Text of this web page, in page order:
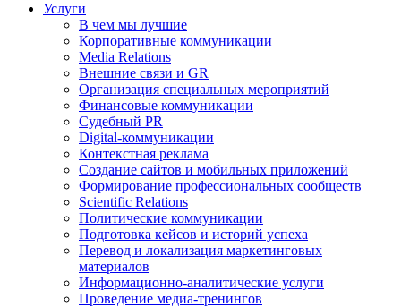
Услуги
В чем мы лучшие
Корпоративные коммуникации
Media Relations
Внешние связи и GR
Организация специальных мероприятий
Финансовые коммуникации
Судебный PR
Digital-коммуникации
Контекстная реклама
Создание сайтов и мобильных приложений
Формирование профессиональных сообществ
Scientific Relations
Политические коммуникации
Подготовка кейсов и историй успеха
Перевод и локализация маркетинговых
материалов
Информационно-аналитические услуги
Проведение медиа-тренингов